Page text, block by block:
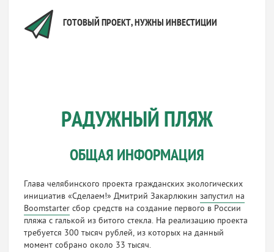
ГОТОВЫЙ ПРОЕКТ, НУЖНЫ ИНВЕСТИЦИИ
РАДУЖНЫЙ ПЛЯЖ
ОБЩАЯ ИНФОРМАЦИЯ
Глава челябинского проекта гражданских экологических
инициатив «Сделаем!» Дмитрий Закарлюкинзапустил на
Boomstarter сбор средств на создание первого в России
пляжа с галькой из битого стекла. На реализацию проекта
требуется 300 тысяч рублей, из которых на данный
момент собрано около 33 тысяч.